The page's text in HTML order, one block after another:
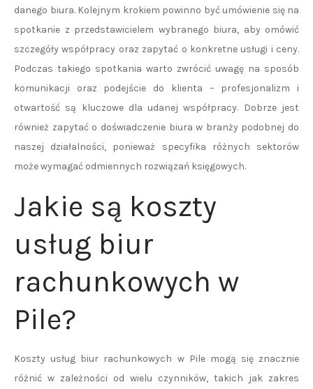
danego biura. Kolejnym krokiem powinno być umówienie się na
spotkanie z przedstawicielem wybranego biura, aby omówić
szczegóły współpracy oraz zapytać o konkretne usługi i ceny.
Podczas takiego spotkania warto zwrócić uwagę na sposób
komunikacji oraz podejście do klienta – profesjonalizm i
otwartość są kluczowe dla udanej współpracy. Dobrze jest
również zapytać o doświadczenie biura w branży podobnej do
naszej działalności, ponieważ specyfika różnych sektorów
może wymagać odmiennych rozwiązań księgowych.
Jakie są koszty
usług biur
rachunkowych w
Pile?
Koszty usług biur rachunkowych w Pile mogą się znacznie
różnić w zależności od wielu czynników, takich jak zakres